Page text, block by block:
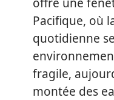
Pacifique, où
quotidienne
fragile,
montée des